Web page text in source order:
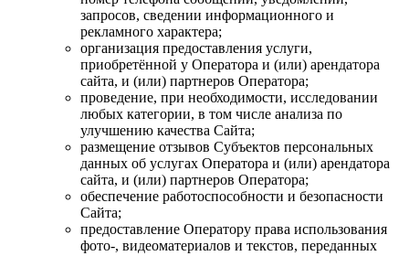
запросов, сведении информационного и
рекламного характера;
организация предоставления услуги,
приобретённой у Оператора и (или) арендатора
сайта, и (или) партнеров Оператора;
проведение, при необходимости, исследовании
любых категории, в том числе анализа по
улучшению качества Сайта;
размещение отзывов Субъектов персональных
данных об услугах Оператора и (или) арендатора
сайта, и (или) партнеров Оператора;
обеспечение работоспособности и безопасности
Сайта;
предоставление Оператору права использования
фото-, видеоматериалов и текстов, переданных